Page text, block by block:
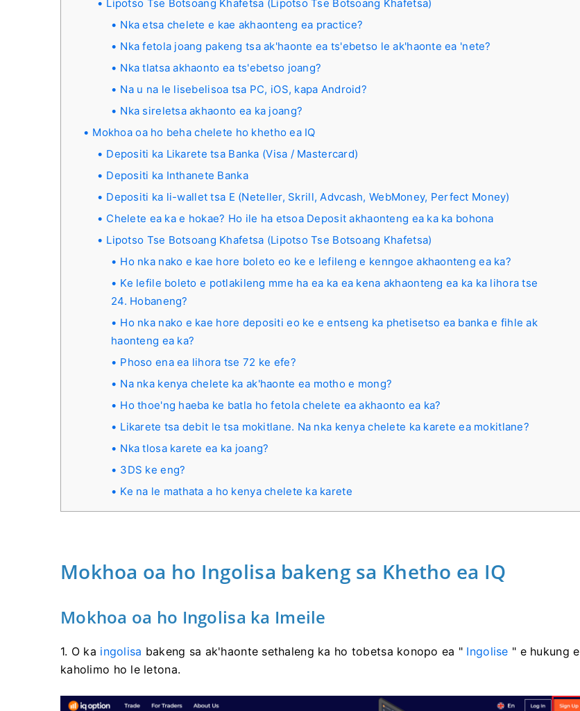
Lipotso Tse Botsoang Khafetsa (Lipotso Tse Botsoang Khafetsa)
Nka etsa chelete e kae akhaonteng ea practice?
Nka fetola joang pakeng tsa ak'haonte ea ts'ebetso le ak'haonte ea 'nete?
Nka tlatsa akhaonto ea ts'ebetso joang?
Na u na le lisebelisoa tsa PC, iOS, kapa Android?
Nka sireletsa akhaonto ea ka joang?
Mokhoa oa ho beha chelete ho khetho ea IQ
Depositi ka Likarete tsa Banka (Visa / Mastercard)
Depositi ka Inthanete Banka
Depositi ka li-wallet tsa E (Neteller, Skrill, Advcash, WebMoney, Perfect Money)
Chelete ea ka e hokae? Ho ile ha etsoa Deposit akhaonteng ea ka ka bohona
Lipotso Tse Botsoang Khafetsa (Lipotso Tse Botsoang Khafetsa)
Ho nka nako e kae hore boleto eo ke e lefileng e kenngoe akhaonteng ea ka?
Ke lefile boleto e potlakileng mme ha ea ka ea kena akhaonteng ea ka ka lihora tse
24. Hobaneng?
Ho nka nako e kae hore depositi eo ke e entseng ka phetisetso ea banka e fihle ak
haonteng ea ka?
Phoso ena ea lihora tse 72 ke efe?
Na nka kenya chelete ka ak'haonte ea motho e mong?
Ho thoe'ng haeba ke batla ho fetola chelete ea akhaonto ea ka?
Likarete tsa debit le tsa mokitlane. Na nka kenya chelete ka karete ea mokitlane?
Nka tlosa karete ea ka joang?
3DS ke eng?
Ke na le mathata a ho kenya chelete ka karete
Mokhoa oa ho Ingolisa bakeng sa Khetho ea IQ
Mokhoa oa ho Ingolisa ka Imeile
1. O ka ingolisa bakeng sa ak'haonte sethaleng ka ho tobetsa konopo ea " Ingolise " e hukung e
kaholimo ho le letona.